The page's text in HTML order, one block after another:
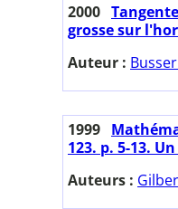
2000
grosse sur
Auteur :
1999
123. p. 5-13.
Auteurs :